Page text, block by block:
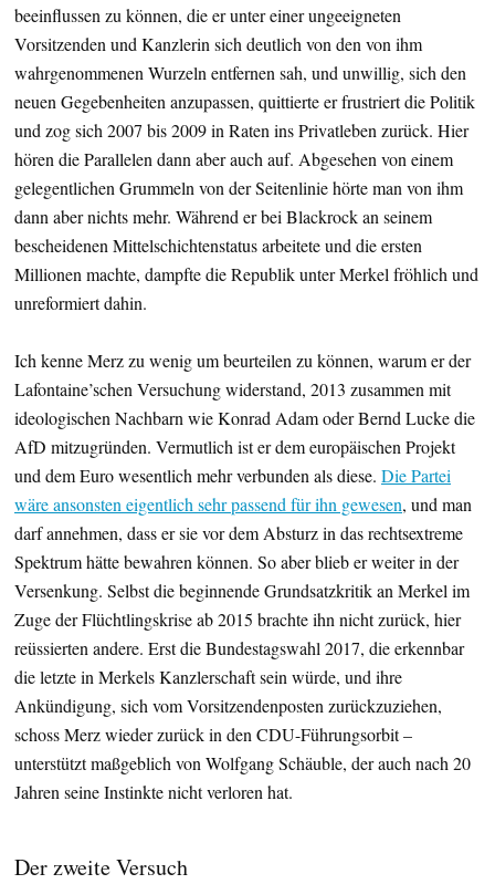
beeinflussen zu können, die er unter einer ungeeigneten
Vorsitzenden und Kanzlerin sich deutlich von den von ihm
wahrgenommenen Wurzeln entfernen sah, und unwillig, sich den
neuen Gegebenheiten anzupassen, quittierte er frustriert die Politik
und zog sich 2007 bis 2009 in Raten ins Privatleben zurück. Hier
hören die Parallelen dann aber auch auf. Abgesehen von einem
gelegentlichen Grummeln von der Seitenlinie hörte man von ihm
dann aber nichts mehr. Während er bei Blackrock an seinem
bescheidenen Mittelschichtenstatus arbeitete und die ersten
Millionen machte, dampfte die Republik unter Merkel fröhlich und
unreformiert dahin.
Ich kenne Merz zu wenig um beurteilen zu können, warum er der
Lafontaine’schen Versuchung widerstand, 2013 zusammen mit
ideologischen Nachbarn wie Konrad Adam oder Bernd Lucke die
AfD mitzugründen. Vermutlich ist er dem europäischen Projekt
und dem Euro wesentlich mehr verbunden als diese. Die Partei
wäre ansonsten eigentlich sehr passend für ihn gewesen, und man
darf annehmen, dass er sie vor dem Absturz in das rechtsextreme
Spektrum hätte bewahren können. So aber blieb er weiter in der
Versenkung. Selbst die beginnende Grundsatzkritik an Merkel im
Zuge der Flüchtlingskrise ab 2015 brachte ihn nicht zurück, hier
reüssierten andere. Erst die Bundestagswahl 2017, die erkennbar
die letzte in Merkels Kanzlerschaft sein würde, und ihre
Ankündigung, sich vom Vorsitzendenposten zurückzuziehen,
schoss Merz wieder zurück in den CDU-Führungsorbit –
unterstützt maßgeblich von Wolfgang Schäuble, der auch nach 20
Jahren seine Instinkte nicht verloren hat.
Der zweite Versuch